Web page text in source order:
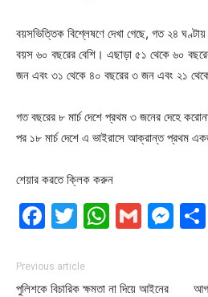
বয়সভিত্তিক বিশ্লেষণে দেখা গেছে, গত ২৪
বয়স ৬০ বছরের বেশি। এছাড়া ৫১ থেকে ৬০
জন এবং ৩১ থেকে ৪০ বছরের ৩ জন এবং ২১
গত বছরের ৮ মার্চ দেশে প্রথম ৩ জনের দেহে
পর ১৮ মার্চ দেশে এ ভাইরাসে আক্রান্ত প্রথম
শেয়ার করতে ক্লিক করুন
Facebook
TwitterGmail
Previous article
পুলিশকে বিচারিক ক্ষমতা না দিয়ে আইনের